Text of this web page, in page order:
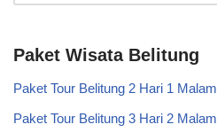
Paket Wisata Belitung
Paket Tour Belitung 2 Hari 1 Malam
Paket Tour Belitung 3 Hari 2 Malam